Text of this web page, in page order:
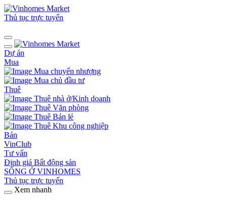
Thủ tục trực tuyến
Dự án
Mua
Mua chuyển nhượng
Mua chủ đầu tư
Thuê
Thuê nhà ở/Kinh doanh
Thuê Văn phòng
Thuê Bán lẻ
Thuê Khu công nghiệp
Bán
VinClub
Tư vấn
Định giá Bất động sản
SỐNG Ở VINHOMES
Thủ tục trực tuyến
Xem nhanh